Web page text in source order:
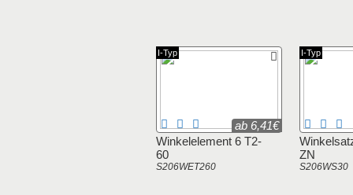
Winkelelement 6 T2-
60
S206WET260
ab 6,41€
I-Typ
ZN
S206WS30
I-Typ